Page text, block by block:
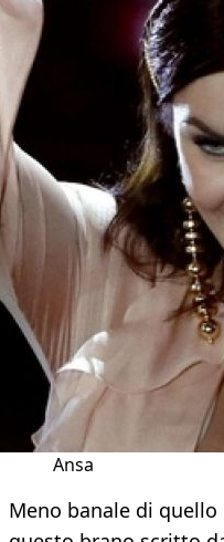
Ansa
Meno banale di